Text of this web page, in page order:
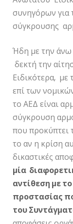
συνηγόρων για
σύγκρουσης
Ήδη με την
δεκτή την
Ειδικότερα,
επί των
το ΑΕΔ είναι
σύγκρουση
που προκύπτει
το αν η κρίση
δικαστικές
μία
αντίθεση με
προστασίας
του